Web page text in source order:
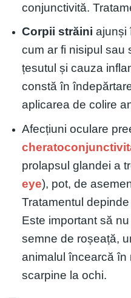
conjunctivită.
Corpii străini ajunși
cum ar fi nisipul sau
țesutul și cauza
constă în
aplicarea de colire
Afecțiuni oculare
prolapsul glandei a
eye), pot, de
Tratamentul
Este important să
semne de roșeață,
animalul încearcă în
scarpine la ochi.